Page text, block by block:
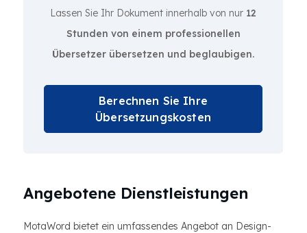
Lassen Sie Ihr Dokument innerhalb von nur 12
Stunden von einem professionellen
Übersetzer übersetzen und beglaubigen.
Berechnen Sie Ihre
Übersetzungskosten
Angebotene Dienstleistungen
MotaWord bietet ein umfassendes Angebot an Design-